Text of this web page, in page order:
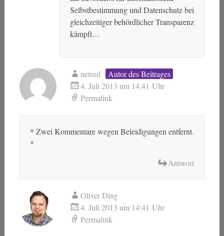
Selbstbestimmung und Datenschutz bei
gleichzeitiger behördlicher Transparenz
kämpft…
netnrd
Autor des Beitrages
4. Juli 2013 um 14:41 Uhr
Permalink
* Zwei Kommentare wegen Beleidigungen entfernt.
*
Antwort
Oliver Ding
4. Juli 2013 um 14:41 Uhr
Permalink